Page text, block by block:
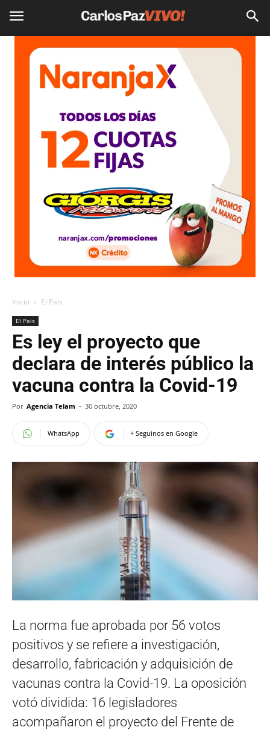
Inicio El Pais
El Pais
Es ley el proyecto que
declara de interés público la
vacuna contra la Covid-19
Por Agencia Telam - 30 octubre, 2020
WhatsApp + Seguinos en Google
La norma fue aprobada por 56 votos
positivos y se refiere a investigación,
desarrollo, fabricación y adquisición de
vacunas contra la Covid-19. La oposición
votó dividida: 16 legisladores
acompañaron el proyecto del Frente de